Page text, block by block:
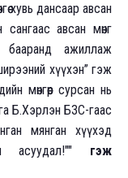
хувь дансаар авсан
авсан мөнгөө
бааранд ажиллаж
хүүхэн” гэж
мөнгөөр сурсан нь
Б.Хэрлэн БЗС-гаас
мянган хүүхэд
асуудал!"" гэж